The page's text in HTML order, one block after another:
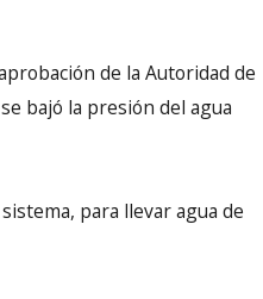
de la Autoridad de
bajó la presión del agua
para llevar agua de